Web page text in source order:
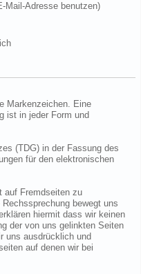
Adresse benutzen)
Markenzeichen. Eine
ist in jeder Form und
(TDG) in der Fassung des
für den elektronischen
auf Fremdseiten zu
bewegt uns
hiermit dass wir keinen
der von uns gelinkten Seiten
uns ausdrücklich und
auf denen wir bei